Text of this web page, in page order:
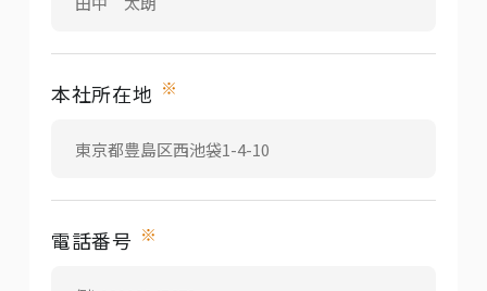
本社所在地 ※
電話番号 ※